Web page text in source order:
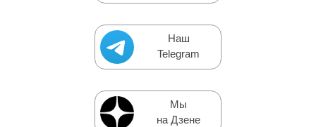
Наш
Telegram
Мы
на Дзене